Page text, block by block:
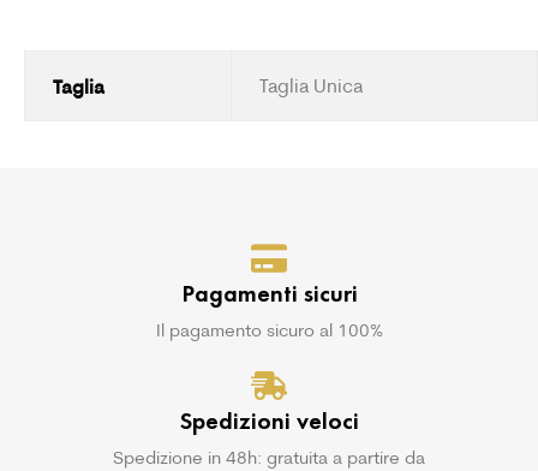
Taglia Taglia Unica
Pagamenti sicuri
Il pagamento sicuro al 100%
Spedizioni veloci
Spedizione in 48h: gratuita a partire da